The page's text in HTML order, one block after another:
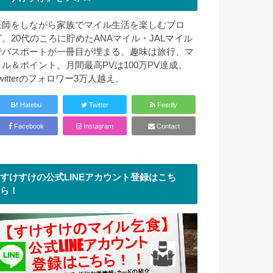
師をしながら家族でマイル生活を楽しむブロ
。20代のころに貯めたANAマイル・JALマイル
パスポートが一冊目が埋まる。趣味は旅行、マ
ル＆ポイント。月間最高PVは100万PV達成。
のフォロワー3万人越え。
B! Hatebu Twitter Feedly
Facebook Instagram Contact
すけすけの公式LINEアカウント登録はこち
ら！